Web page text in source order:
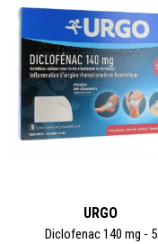
URGO
Diclofenac 140 mg - 5